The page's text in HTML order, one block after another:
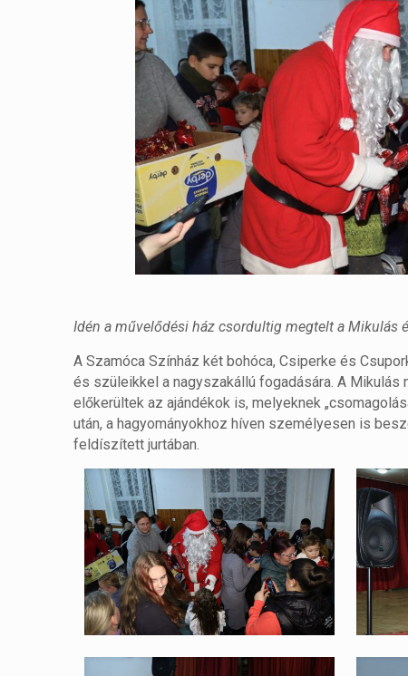
Idén a művelődési ház csordultig megtelt a Mikulás
A Szamóca Színház két bohóca, Csiperke és
és szüleikkel a nagyszakállú fogadására. A
előkerültek az ajándékok is, melyeknek
után, a hagyományokhoz híven személyesen is
feldíszített jurtában.